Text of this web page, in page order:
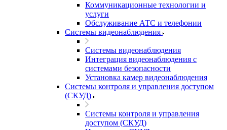
Коммуникационные технологии и
услуги
Обслуживание АТС и телефонии
Системы видеонаблюдения
Системы видеонаблюдения
Интеграция видеонаблюдения с
системами безопасности
Установка камер видеонаблюдения
Системы контроля и управления доступом
(СКУД)
Системы контроля и управления
доступом (СКУД)